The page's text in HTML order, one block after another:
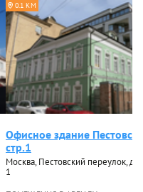
0.1 КМ
Офисное здание
стр.1
Москва, Пестовский переулок,
1